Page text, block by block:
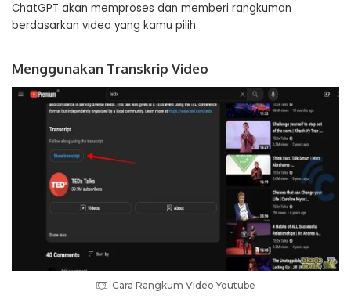
ChatGPT akan memproses dan memberi rangkuman
berdasarkan video yang kamu pilih.
Menggunakan Transkrip Video
Cara Rangkum Video Youtube